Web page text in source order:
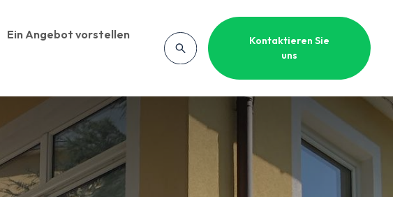
Ein Angebot vorstellen
Kontaktieren Sie
uns